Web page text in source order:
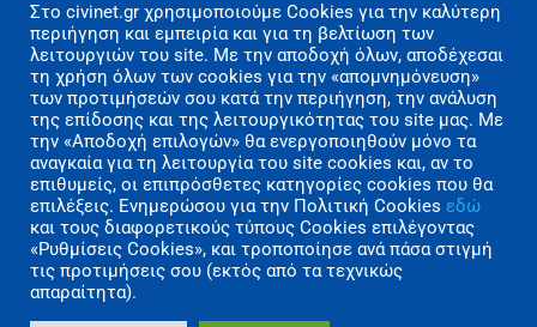
Όροι Χρήσης/Πολιτική Απορρήτου
Επικοινωνία
Copyright 2026 CIVINET Greece-Cyprus
A.M.K.E. All rights reserved | Created by
Polygons Studio
Στo civinet.gr χρησιμοποιούμε Cookies για την καλύτερη
περιήγηση και εμπειρία και για τη βελτίωση των
λειτουργιών του site. Με την αποδοχή όλων, αποδέχεσαι
τη χρήση όλων των cookies για την «απομνημόνευση»
των προτιμήσεών σου κατά την περιήγηση, την ανάλυση
της επίδοσης και της λειτουργικότητας του site μας. Με
την «Αποδοχή επιλογών» θα ενεργοποιηθούν μόνο τα
αναγκαία για τη λειτουργία του site cookies και, αν το
επιθυμείς, οι επιπρόσθετες κατηγορίες cookies που θα
επιλέξεις. Ενημερώσου για την Πολιτική Cookies εδώ
και τους διαφορετικούς τύπους Cookies επιλέγοντας
«Ρυθμίσεις Cookies», και τροποποίησε ανά πάσα στιγμή
τις προτιμήσεις σου (εκτός από τα τεχνικώς
απαραίτητα).